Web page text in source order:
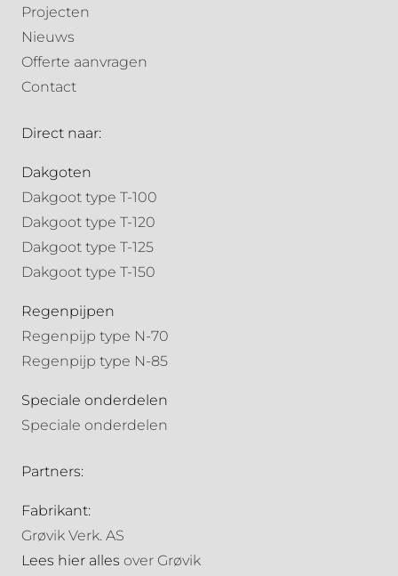
Projecten
Nieuws
Offerte aanvragen
Contact
Direct naar:
Dakgoten
Dakgoot type T-100
Dakgoot type T-120
Dakgoot type T-125
Dakgoot type T-150
Regenpijpen
Regenpijp type N-70
Regenpijp type N-85
Speciale onderdelen
Speciale onderdelen
Partners:
Fabrikant:
Grøvik Verk. AS
Lees hier alles over Grøvik